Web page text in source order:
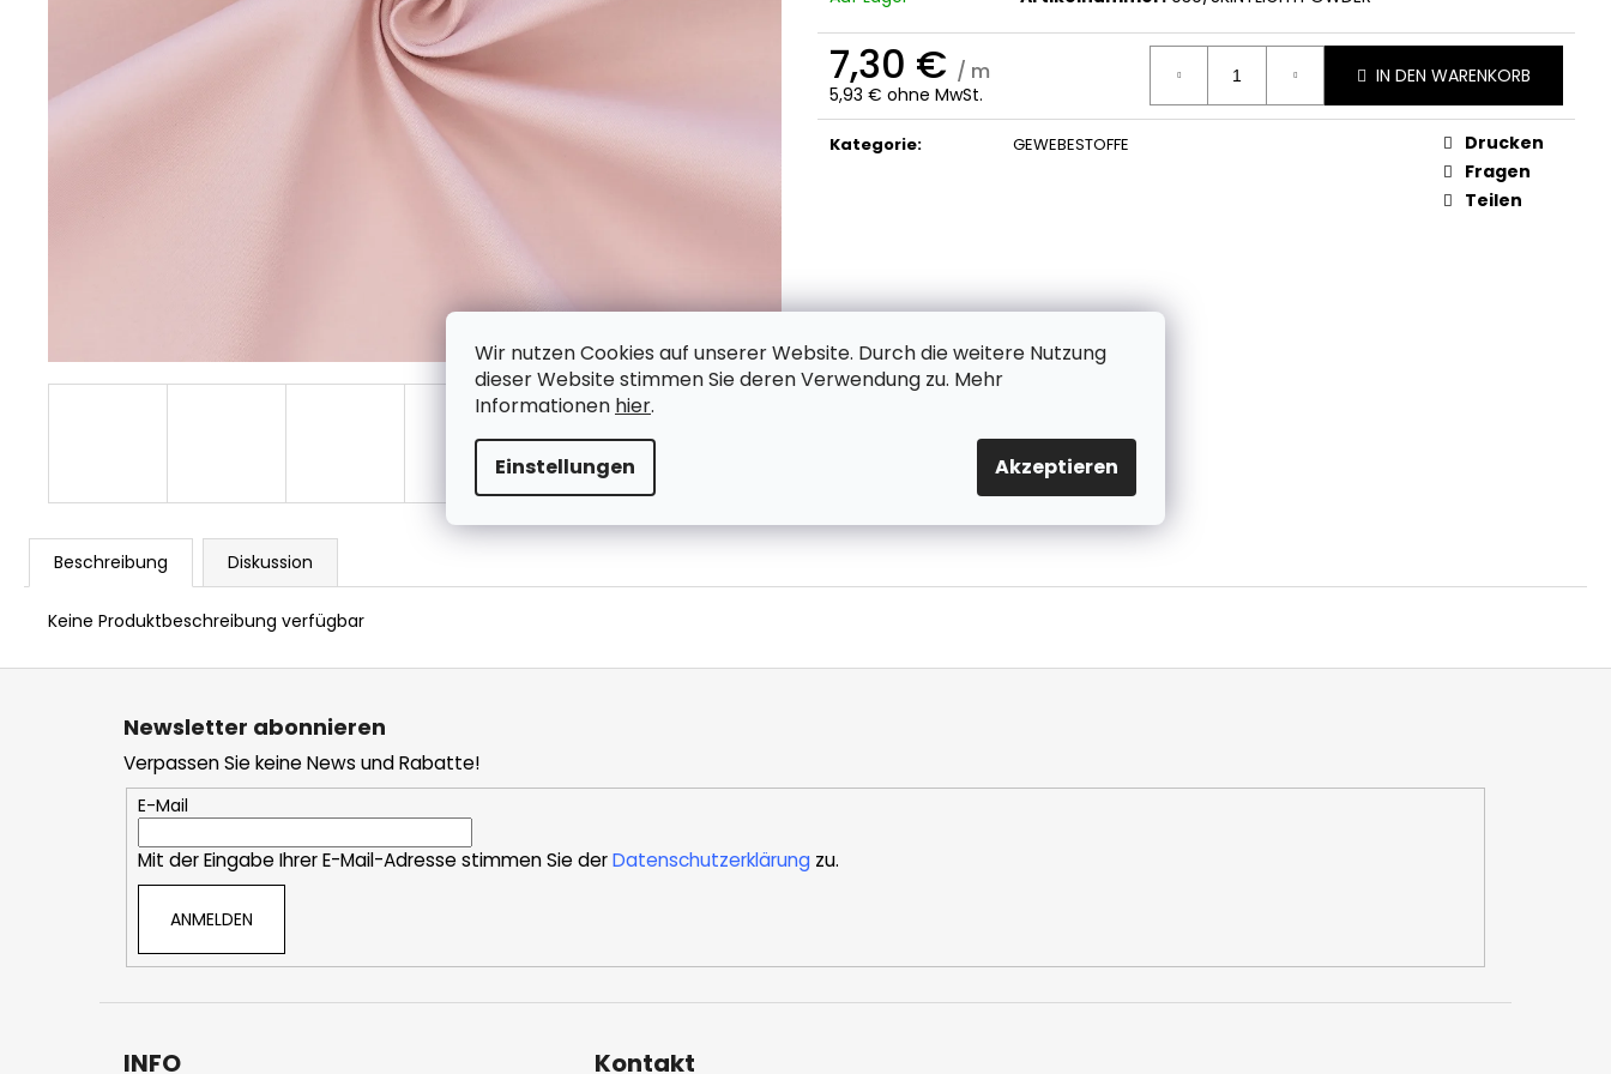
Wir nutzen Cookies auf unserer Website. Durch die weitere Nutzung
dieser Website stimmen Sie deren Verwendung zu. Mehr
Informationen hier.
Einstellungen Akzeptieren
7,30 € / m
5,93 € ohne MwSt.
Verkaufspreis:
IN DEN WARENKORB
Kategorie: GEWEBESTOFFE
Drucken
Fragen
Teilen
Beschreibung Diskussion
Keine Produktbeschreibung verfügbar
F
Newsletter abonnieren
Verpassen Sie keine News und Rabatte!
E-Mail
Mit der Eingabe Ihrer E-Mail-Adresse stimmen Sie derDatenschutzerklärungzu.
ANMELDEN
INFO Kontakt